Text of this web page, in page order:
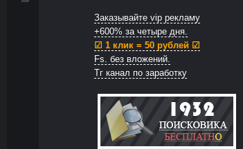
Заказывайте vip рекламу
+600% за четыре дня.
☑ 1 клик = 50 рублей ☑
Fs. без вложений.
Тг канал по заработку